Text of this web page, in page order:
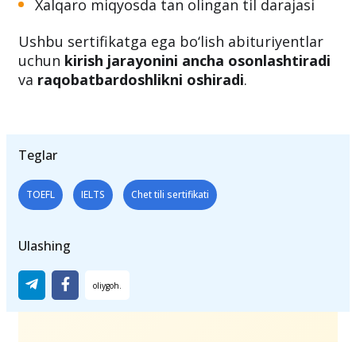
Xalqaro miqyosda tan olingan til darajasi
Ushbu sertifikatga ega bo‘lish abituriyentlar
uchun kirish jarayonini ancha osonlashtiradi
va raqobatbardoshlikni oshiradi.
Teglar
TOEFL IELTS Chet tili sertifikati
Ulashing